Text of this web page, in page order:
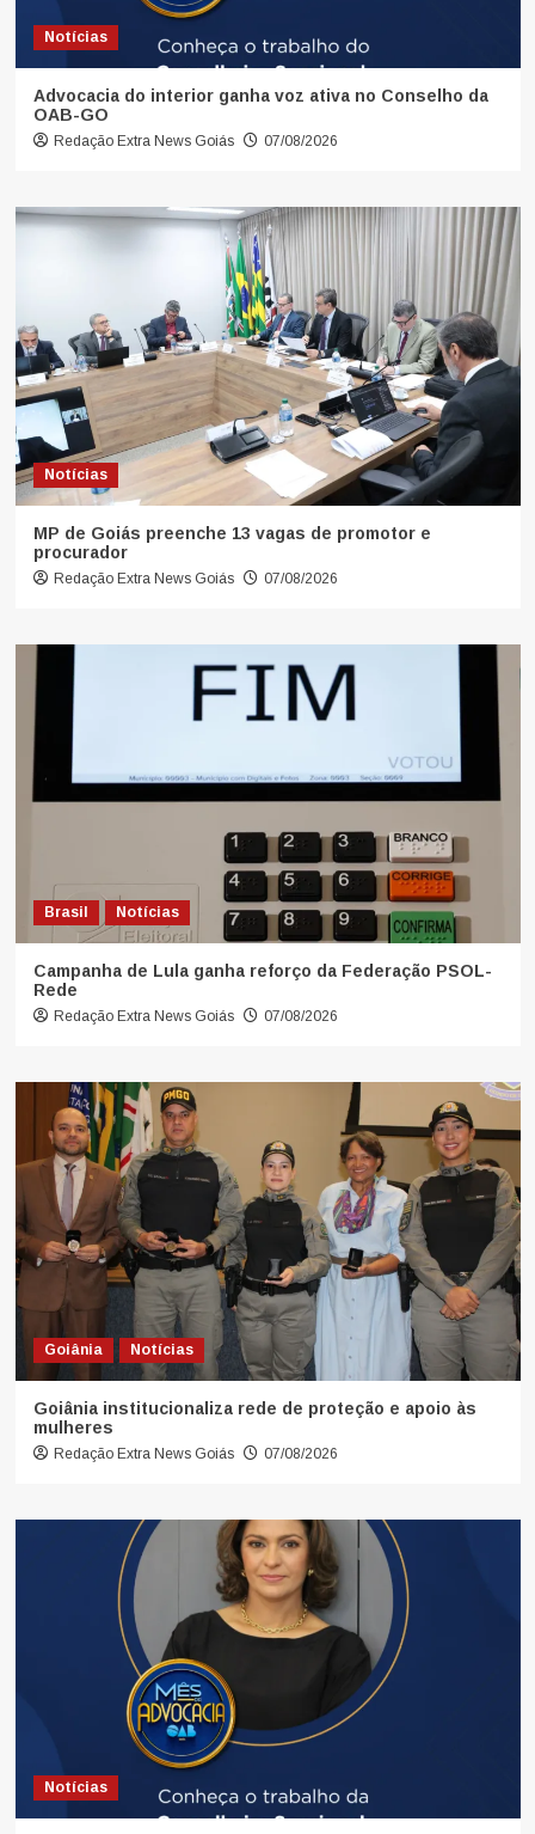
Notícias
Advocacia do interior ganha voz ativa no Conselho da
OAB-GO
Redação Extra News Goiás 07/08/2026
Notícias
MP de Goiás preenche 13 vagas de promotor e
procurador
Redação Extra News Goiás 07/08/2026
Brasil Notícias
Campanha de Lula ganha reforço da Federação PSOL-
Rede
Redação Extra News Goiás 07/08/2026
Goiânia Notícias
Goiânia institucionaliza rede de proteção e apoio às
mulheres
Redação Extra News Goiás 07/08/2026
Notícias